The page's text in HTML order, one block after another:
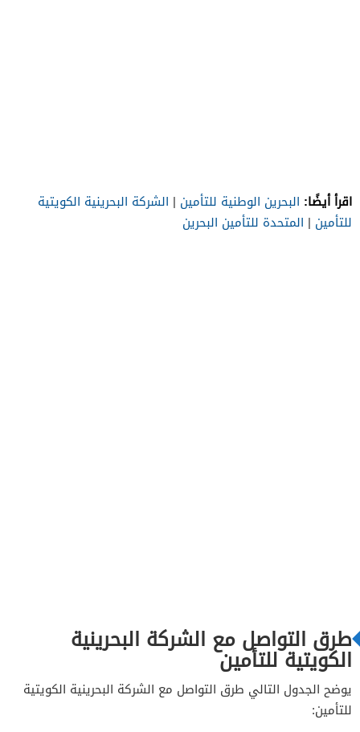
اقرأ أيضًا: البحرين الوطنية للتأمين | الشركة البحرينية الكويتية
للتأمين | المتحدة للتأمين البحرين
طرق التواصل مع الشركة البحرينية
الكويتية للتأمين
يوضح الجدول التالي طرق التواصل مع الشركة البحرينية الكويتية
للتأمين: